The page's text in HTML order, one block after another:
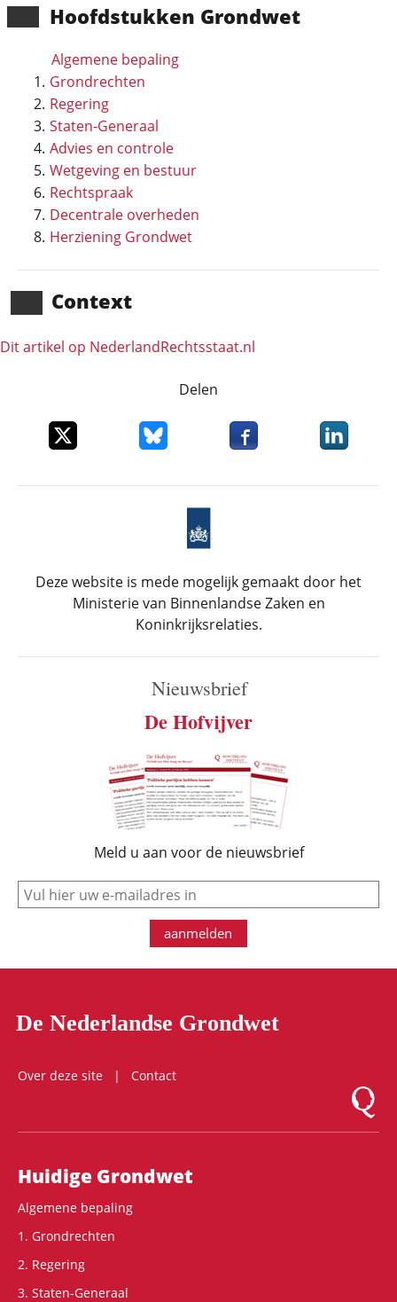
Hoofd­stukken Grondwet
Algemene bepaling
Grondrechten
Regering
Staten-Generaal
Advies en controle
Wetgeving en bestuur
Rechtspraak
Decentrale overheden
Herziening Grondwet
Context
Dit artikel op NederlandRechts­staat.nl
Delen
Deel dit item op XDeel dit item op Bluesky
Deel dit item opDeel dit
Deze website is mede mogelijk gemaakt door het
Ministerie van Binnenlandse Zaken en
Koninkrijksrelaties.
Nieuwsbrief
De Hofvijver
Meld u aan voor de nieuwsbrief
e-mail
aanmelden
De Nederlandse Grondwet
Over deze site
Contact
Logo
Hoofdnavigatie
Huidige Grondwet
Algemene bepaling
1. Grondrechten
2. Regering
3. Staten-Generaal